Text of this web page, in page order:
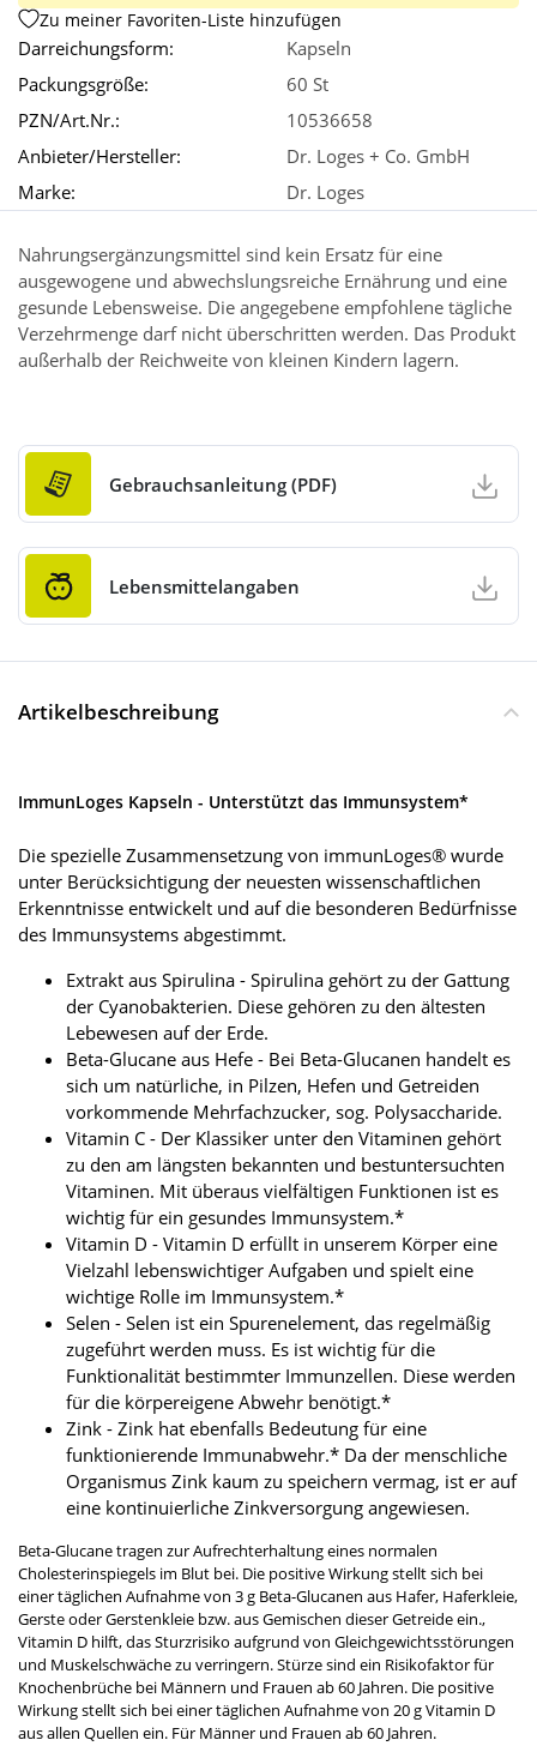
Zu meiner Favoriten-Liste hinzufügen
Darreichungsform:
Kapseln
Packungsgröße:
60 St
PZN/Art.Nr.:
10536658
Anbieter/Hersteller:
Dr. Loges + Co. GmbH
Marke:
Dr. Loges
Nahrungsergänzungsmittel sind kein Ersatz für eine
ausgewogene und abwechslungsreiche Ernährung und eine
gesunde Lebensweise. Die angegebene empfohlene tägliche
Verzehrmenge darf nicht überschritten werden. Das Produkt
außerhalb der Reichweite von kleinen Kindern lagern.
Gebrauchsanleitung (PDF)
Lebensmittelangaben
Artikelbeschreibung
ImmunLoges Kapseln - Unterstützt das Immunsystem*
Die spezielle Zusammensetzung von immunLoges® wurde
unter Berücksichtigung der neuesten wissenschaftlichen
Erkenntnisse entwickelt und auf die besonderen Bedürfnisse
des Immunsystems abgestimmt.
Extrakt aus Spirulina - Spirulina gehört zu der Gattung
der Cyanobakterien. Diese gehören zu den ältesten
Lebewesen auf der Erde.
Beta-Glucane aus Hefe - Bei Beta-Glucanen handelt es
sich um natürliche, in Pilzen, Hefen und Getreiden
vorkommende Mehrfachzucker, sog. Polysaccharide.
Vitamin C - Der Klassiker unter den Vitaminen gehört
zu den am längsten bekannten und bestuntersuchten
Vitaminen. Mit überaus vielfältigen Funktionen ist es
wichtig für ein gesundes Immunsystem.*
Vitamin D - Vitamin D erfüllt in unserem Körper eine
Vielzahl lebenswichtiger Aufgaben und spielt eine
wichtige Rolle im Immunsystem.*
Selen - Selen ist ein Spurenelement, das regelmäßig
zugeführt werden muss. Es ist wichtig für die
Funktionalität bestimmter Immunzellen. Diese werden
für die körpereigene Abwehr benötigt.*
Zink - Zink hat ebenfalls Bedeutung für eine
funktionierende Immunabwehr.* Da der menschliche
Organismus Zink kaum zu speichern vermag, ist er auf
eine kontinuierliche Zinkversorgung angewiesen.
Beta-Glucane tragen zur Aufrechterhaltung eines normalen
Cholesterinspiegels im Blut bei. Die positive Wirkung stellt sich bei
einer täglichen Aufnahme von 3 g Beta-Glucanen aus Hafer, Haferkleie,
Gerste oder Gerstenkleie bzw. aus Gemischen dieser Getreide ein.,
Vitamin D hilft, das Sturzrisiko aufgrund von Gleichgewichtsstörungen
und Muskelschwäche zu verringern. Stürze sind ein Risikofaktor für
Knochenbrüche bei Männern und Frauen ab 60 Jahren. Die positive
Wirkung stellt sich bei einer täglichen Aufnahme von 20 g Vitamin D
aus allen Quellen ein. Für Männer und Frauen ab 60 Jahren.